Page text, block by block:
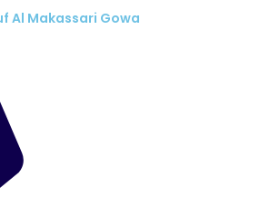
Al Makassari Gowa